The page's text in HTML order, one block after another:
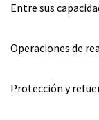
Entre sus
Operaciones de
Protección y